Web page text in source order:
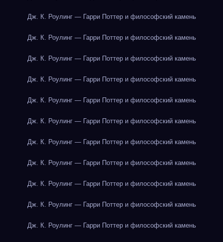
Дж. К. Роулинг — Гарри Поттер и философский камень
Дж. К. Роулинг — Гарри Поттер и философский камень
Дж. К. Роулинг — Гарри Поттер и философский камень
Дж. К. Роулинг — Гарри Поттер и философский камень
Дж. К. Роулинг — Гарри Поттер и философский камень
Дж. К. Роулинг — Гарри Поттер и философский камень
Дж. К. Роулинг — Гарри Поттер и философский камень
Дж. К. Роулинг — Гарри Поттер и философский камень
Дж. К. Роулинг — Гарри Поттер и философский камень
Дж. К. Роулинг — Гарри Поттер и философский камень
Дж. К. Роулинг — Гарри Поттер и философский камень